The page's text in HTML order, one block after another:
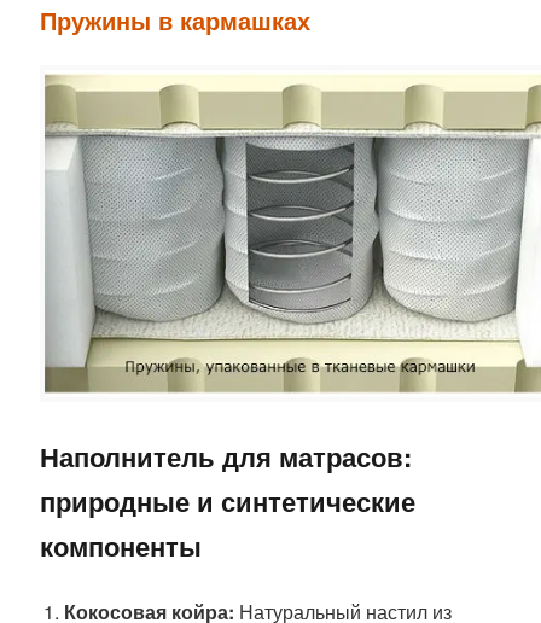
Пружины в кармашках
Наполнитель для матрасов:
природные и синтетические
компоненты
Кокосовая койра: Натуральный настил из